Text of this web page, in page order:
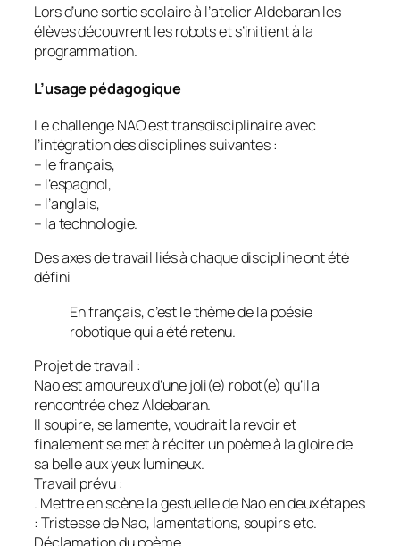
Lors d’une sortie scolaire à l’atelier Aldebaran les
élèves découvrent les robots et s’initient à la
programmation.
L’usage pédagogique
Le challenge NAO est transdisciplinaire avec
l’intégration des disciplines suivantes :
– le français,
– l’espagnol,
– l’anglais,
– la technologie.
Des axes de travail liés à chaque discipline ont été
défini
En français, c’est le thème de la poésie
robotique qui a été retenu.
Projet de travail :
Nao est amoureux d’une joli(e) robot(e) qu’il a
rencontrée chez Aldebaran.
Il soupire, se lamente, voudrait la revoir et
finalement se met à réciter un poème à la gloire de
sa belle aux yeux lumineux.
Travail prévu :
. Mettre en scène la gestuelle de Nao en deux étapes
: Tristesse de Nao, lamentations, soupirs etc.